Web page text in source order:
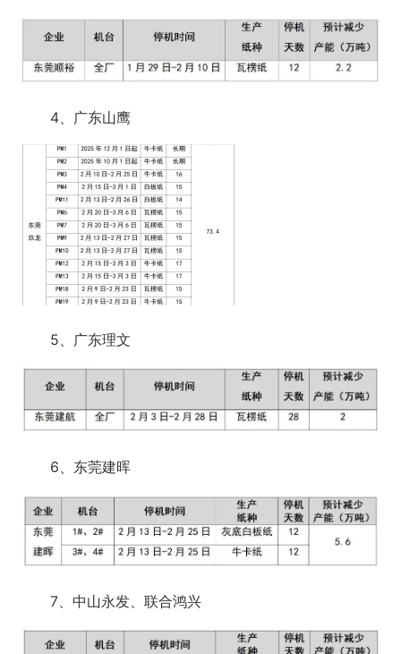
4、广东山鹰
5、广东理文
6、东莞建晖
7、中山永发、联合鸿兴